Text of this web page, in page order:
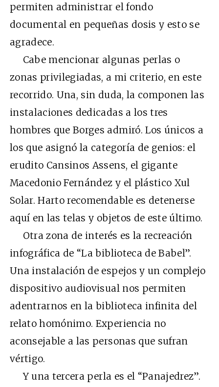
permiten administrar el fondo
documental en pequeñas dosis y esto se
agradece.
Cabe mencionar algunas perlas o
zonas privilegiadas, a mi criterio, en este
recorrido. Una, sin duda, la componen las
instalaciones dedicadas a los tres
hombres que Borges admiró. Los únicos a
los que asignó la categoría de genios: el
erudito Cansinos Assens, el gigante
Macedonio Fernández y el plástico Xul
Solar. Harto recomendable es detenerse
aquí en las telas y objetos de este último.
Otra zona de interés es la recreación
infográfica de “La biblioteca de Babel”.
Una instalación de espejos y un complejo
dispositivo audiovisual nos permiten
adentrarnos en la biblioteca infinita del
relato homónimo. Experiencia no
aconsejable a las personas que sufran
vértigo.
Y una tercera perla es el “Panajedrez”.